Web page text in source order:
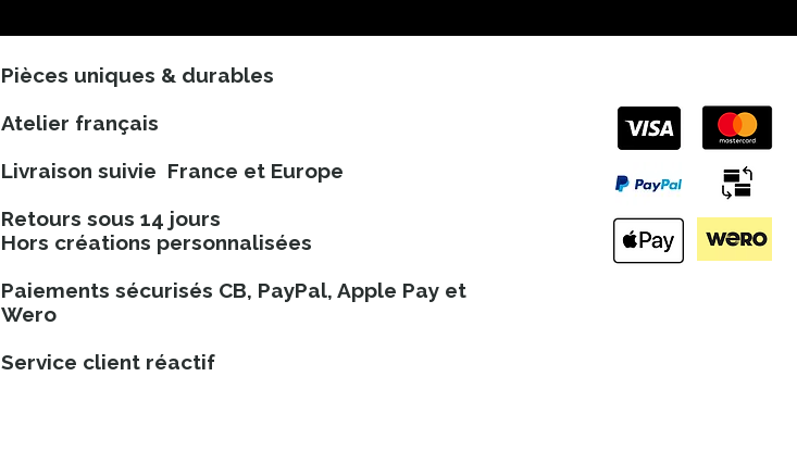
Pièces uniques & durables
Atelier français​
Livraison suivie France et Europe
Retours sous 14 jours
Hors créations personnalisées
Paiements sécurisés CB, PayPal, Apple Pay et
Wero
Service client réactif